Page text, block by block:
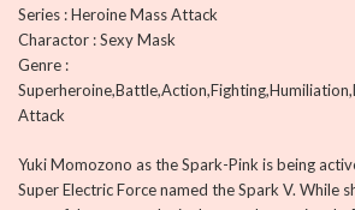
Series : Heroine Mass Attack
Charactor : Sexy Mask
Genre :
Attack
Yuki Momozono as the Spark-Pink is being
Super Electric Force named the Spark V. While